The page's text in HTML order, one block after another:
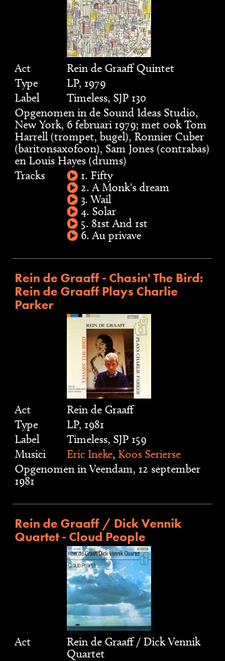
Act
Rein de Graaff Quintet
Type
LP, 1979
Label
Timeless, SJP 130
Opgenomen in de Sound Ideas Studio,
New York, 6 februari 1979; met ook Tom
Harrell (trompet, bugel), Ronnier Cuber
(baritonsaxofoon), Sam Jones (contrabas)
en Louis Hayes (drums)
Tracks
1. Fifty
2. A Monk's dream
3. Wail
4. Solar
5. 81st And 1st
6. Au privave
Rein de Graaff - Chasin' The Bird:
Rein de Graaff Plays Charlie
Parker
Act
Rein de Graaff
Type
LP, 1981
Label
Timeless, SJP 159
Musici
Eric Ineke, Koos Serierse
Opgenomen in Veendam, 12 september
1981
Rein de Graaff / Dick Vennik
Quartet - Cloud People
Act
Rein de Graaff / Dick Vennik
Quartet